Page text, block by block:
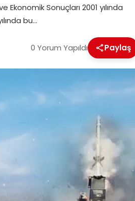
Sonuçları 2001 yılında
bu…
0 Yorum Yapıldı Paylaş